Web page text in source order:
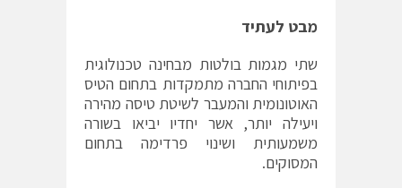
מבט לעתיד
שתי מגמות בולטות מבחינה טכנולוגית
בפיתוחי החברה מתמקדות בתחום הטיס
האוטונומית והמעבר לשיטת טיסה מהירה
ויעילה יותר, אשר יחדיו יביאו בשורה
משמעותית ושינוי פרדימה בתחום
המסוקים.